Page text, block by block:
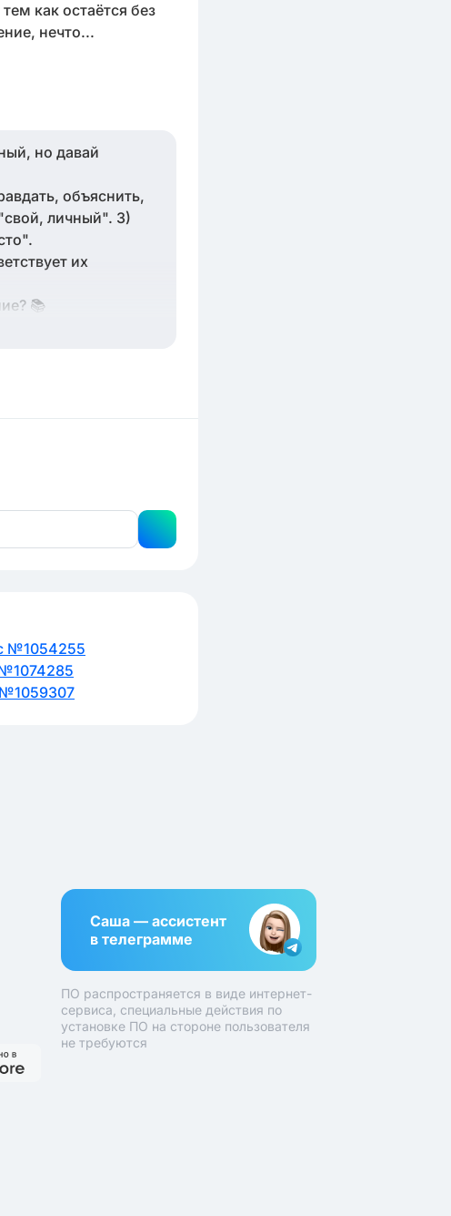
как остаётся без
нечто...
но давай
объяснить,
личный". 3)
их
📚
№1054255
Саша — ассистент
в телеграмме
ПО распространяется в виде интернет-
сервиса, специальные действия по
установке ПО на стороне пользователя
не требуются